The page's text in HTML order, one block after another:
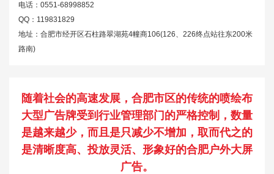
电话：0551-68998852
QQ：119831829
地址：合肥市经开区石柱路翠湖苑4幢商106(126、226终点站往东200米
路南)
随着社会的高速发展，合肥市区的传统的喷绘布
大型广告牌受到行业管理部门的严格控制，数量
是越来越少，而且是只减少不增加，取而代之的
是清晰度高、投放灵活、形象好的合肥户外大屏
广告。